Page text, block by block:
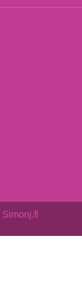
Simonj.fi